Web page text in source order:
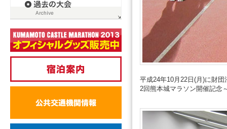
平成24年10月22日(月)に財
2回熊本城マラソン開催記念